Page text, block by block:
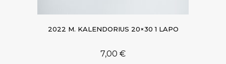
2022 M. KALENDORIUS 20×30 1 LAPO
7,00 €